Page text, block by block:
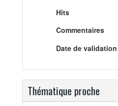
Hits
Commentaires
Date de validation
Thématique proche